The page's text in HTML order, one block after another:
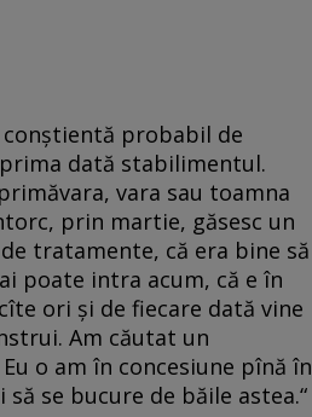
conştientă probabil de
dată stabilimentul.
vara sau toamna
prin martie, găsesc un
tratamente, că era bine să
poate intra acum, că e în
ori şi de fiecare dată vine
Am căutat un
o am în concesiune pînă în
se bucure de băile astea.“